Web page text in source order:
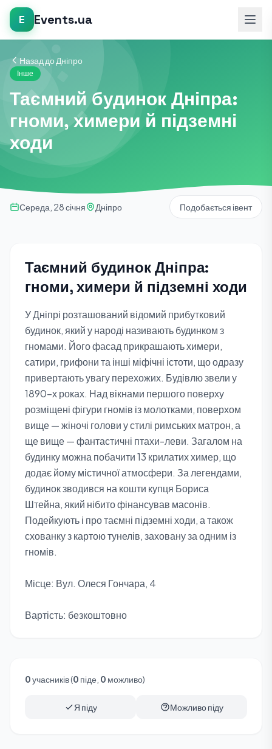
E Events.ua
Назад до Дніпро
Інше
Таємний будинок Дніпра:
гноми, химери й підземні
ходи
Середа, 28 січня Дніпро Подобається івент
Таємний будинок Дніпра:
гноми, химери й підземні ходи
У Дніпрі розташований відомий прибутковий
будинок, який у народі називають будинком з
гномами. Його фасад прикрашають химери,
сатири, грифони та інші міфічні істоти, що одразу
привертають увагу перехожих. Будівлю звели у
1890-х роках. Над вікнами першого поверху
розміщені фігури гномів із молотками, поверхом
вище — жіночі голови у стилі римських матрон, а
ще вище — фантастичні птахи-леви. Загалом на
будинку можна побачити 13 крилатих химер, що
додає йому містичної атмосфери. За легендами,
будинок зводився на кошти купця Бориса
Штейна, який нібито фінансував масонів.
Подейкують і про таємні підземні ходи, а також
схованку з картою тунелів, заховану за одним із
гномів.
Місце: Вул. Олеся Гончара, 4
Вартість: безкоштовно
0учасників (0 піде, 0 можливо)
Я піду Можливо піду